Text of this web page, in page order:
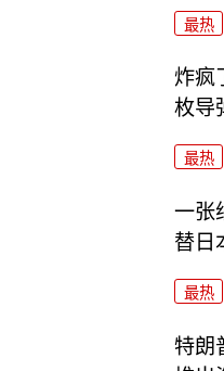
最热
炸疯
枚导
最热
一张
替日
最热
特朗